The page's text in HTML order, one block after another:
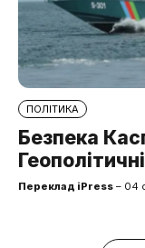
ПОЛІТИКА
Безпека
Переклад iPress – 04